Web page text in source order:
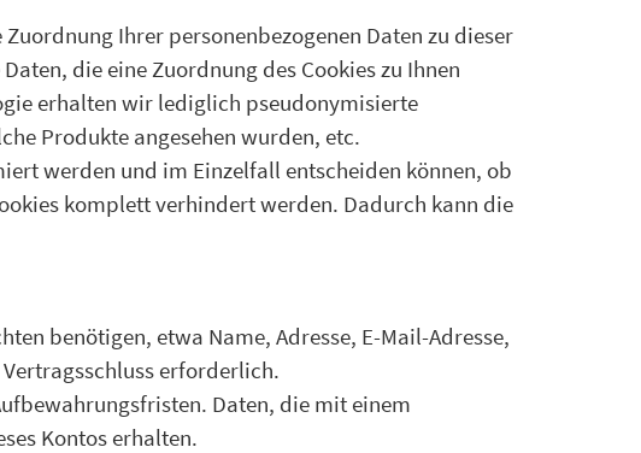
Ihrer personenbezogenen Daten zu dieser
die eine Zuordnung des Cookies zu Ihnen
erhalten wir lediglich pseudonymisierte
Produkte angesehen wurden, etc.
werden und im Einzelfall entscheiden können, ob
komplett verhindert werden. Dadurch kann die
benötigen, etwa Name, Adresse, E-Mail-Adresse,
erforderlich.
Daten, die mit einem
Kontos erhalten.